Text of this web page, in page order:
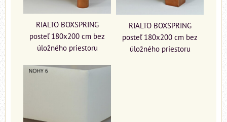
RIALTO BOXSPRING
posteľ 180x200 cm bez
úložného priestoru
RIALTO BOXSPRING
posteľ 180x200 cm bez
úložného priestoru